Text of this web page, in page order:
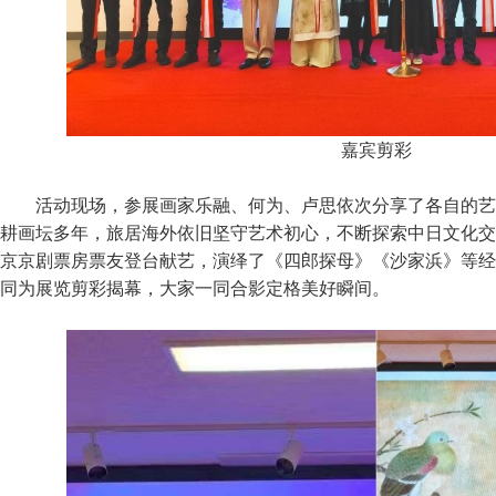
嘉宾剪彩
活动现场，参展画家乐融、何为、卢思依次分享了各自的
耕画坛多年，旅居海外依旧坚守艺术初心，不断探索中日文化
京京剧票房票友登台献艺，演绎了《四郎探母》《沙家浜》等
同为展览剪彩揭幕，大家一同合影定格美好瞬间。